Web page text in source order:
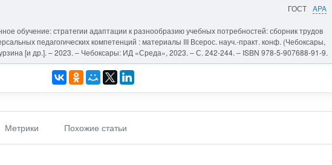
ГОСТ APA
обучение: стратегии адаптации к разнообразию учебных потребностей: сборник трудов
педагогических компетенций : материалы III Всерос. науч.-практ. конф. (Чебоксары,
[и др.]. – 2023. – Чебоксары: ИД «Среда», 2023. – С. 242-244. – ISBN 978-5-907688-91-9.
Метрики Похожие статьи